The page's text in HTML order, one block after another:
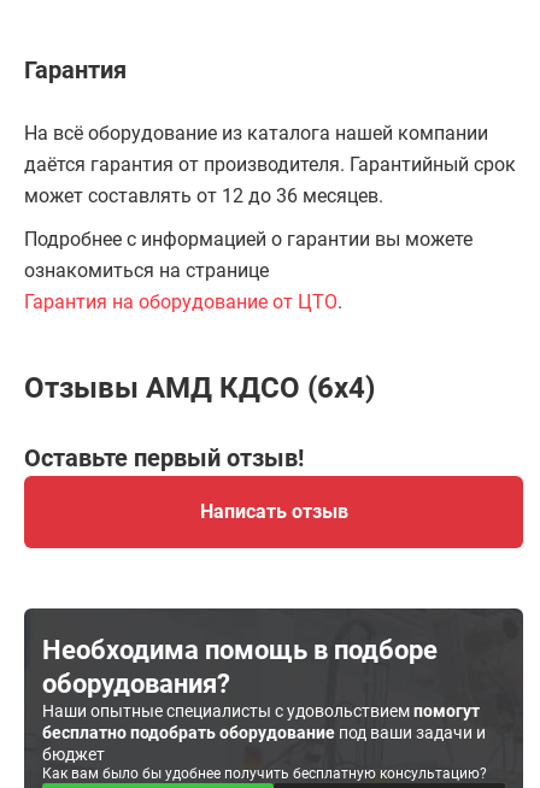
Гарантия
На всё оборудование из каталога нашей компании
даётся гарантия от производителя. Гарантийный срок
может составлять от 12 до 36 месяцев.
Подробнее с информацией о гарантии вы можете
ознакомиться на странице
Гарантия на оборудование от ЦТО.
Отзывы АМД КДСО (6х4)
Оставьте первый отзыв!
Написать отзыв
Необходима помощь в подборе
оборудования?
Наши опытные специалисты с удовольствиемпомогут
бесплатно подобрать оборудование под ваши задачи и
бюджет
Как вам было бы удобнее получить бесплатную консультацию?